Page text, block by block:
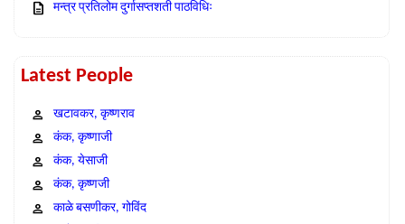
मन्त्र प्रतिलोम दुर्गासप्तशती पाठविधिः
Latest People
खटावकर, कृष्णराव
कंक, कृष्णाजी
कंक, येसाजी
कंक, कृष्णजी
काळे बसणीकर, गोविंद